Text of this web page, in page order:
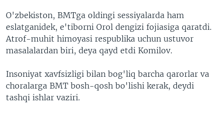
O'zbekiston, BMTga oldingi sessiyalarda ham
eslatganidek, e'tiborni Orol dengizi fojiasiga qaratdi.
Atrof-muhit himoyasi respublika uchun ustuvor
masalalardan biri, deya qayd etdi Komilov.
Insoniyat xavfsizligi bilan bog'liq barcha qarorlar va
choralarga BMT bosh-qosh bo'lishi kerak, deydi
tashqi ishlar vaziri.